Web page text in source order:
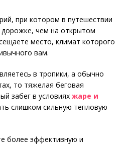
при котором в путешествии
чем на открытом
место, климат которого
вам.
в тропики, а обычно
то тяжелая беговая
забег в условиях жаре и
слишком сильную тепловую
более эффективную и